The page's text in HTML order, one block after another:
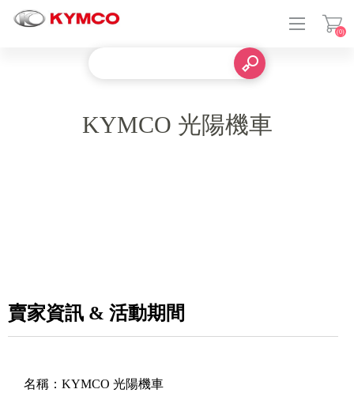
(0)
KYMCO 光陽機車
賣家資訊 & 活動期間
名稱： KYMCO 光陽機車